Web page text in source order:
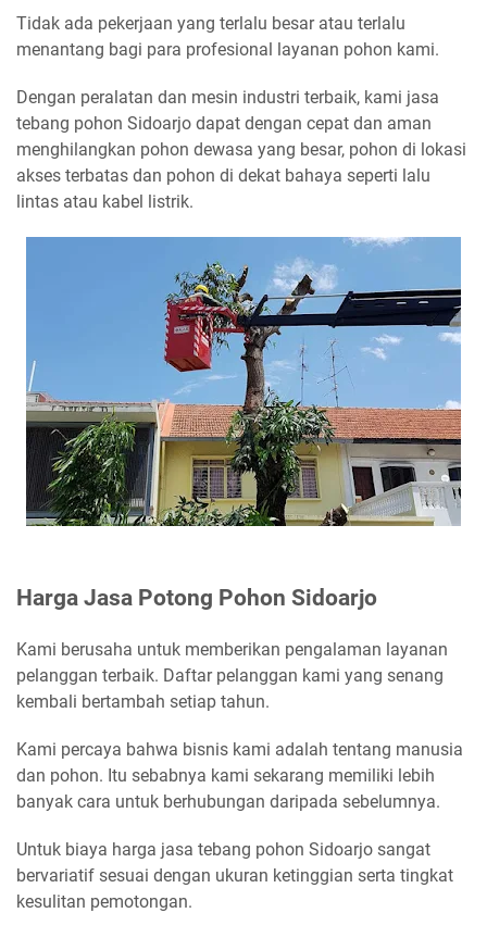
Tidak ada pekerjaan yang terlalu besar atau terlalu
menantang bagi para profesional layanan pohon kami.
Dengan peralatan dan mesin industri terbaik, kami jasa
tebang pohon Sidoarjo dapat dengan cepat dan aman
menghilangkan pohon dewasa yang besar, pohon di lokasi
akses terbatas dan pohon di dekat bahaya seperti lalu
lintas atau kabel listrik.
Harga Jasa Potong Pohon Sidoarjo
Kami berusaha untuk memberikan pengalaman layanan
pelanggan terbaik. Daftar pelanggan kami yang senang
kembali bertambah setiap tahun.
Kami percaya bahwa bisnis kami adalah tentang manusia
dan pohon. Itu sebabnya kami sekarang memiliki lebih
banyak cara untuk berhubungan daripada sebelumnya.
Untuk biaya harga jasa tebang pohon Sidoarjo sangat
bervariatif sesuai dengan ukuran ketinggian serta tingkat
kesulitan pemotongan.